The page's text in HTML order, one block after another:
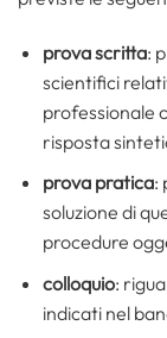
prova scritta:
scientifici
professionale
risposta
prova pratica:
soluzione di
procedure
colloquio:
indicati nel